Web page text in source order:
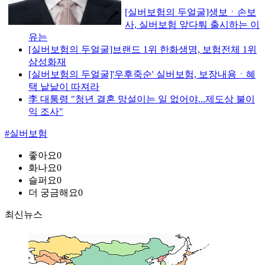
[실버보험의 두얼굴]생보ㆍ손보
사, 실버보험 앞다퉈 출시하는 이
유는
[실버보험의 두얼굴]브랜드 1위 한화생명, 보험전체 1위
삼성화재
[실버보험의 두얼굴]'우후죽순' 실버보험, 보장내용ㆍ혜
택 낱낱이 따져라
李 대통령 "청년 결혼 망설이는 일 없어야...제도상 불이
익 조사"
#실버보험
좋아요0
화나요0
슬퍼요0
더 궁금해요0
최신뉴스